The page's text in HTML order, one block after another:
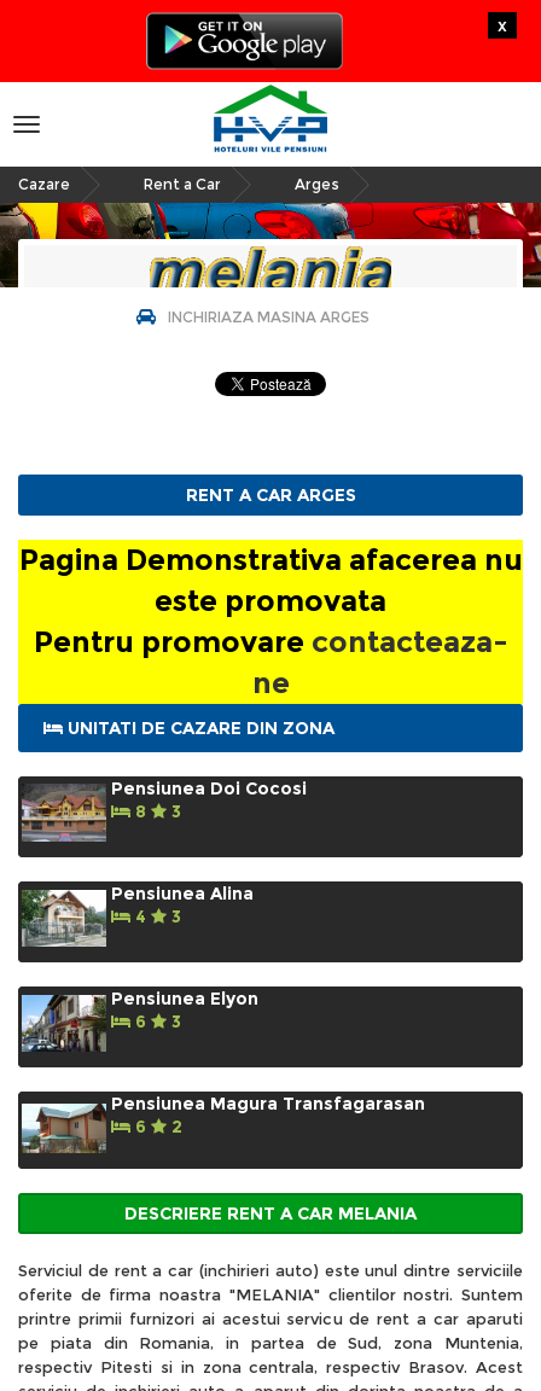
x
Toggle
navigation
Cazare Rent a Car Arges
Rent a Car Arges
promovata
Pentru promovare
INCHIRIAZA MASINA ARGES
RENT A CAR ARGES
Pagina Demonstrativa afacerea nu
este promovata
Pentru promovare contacteaza-
ne
UNITATI DE CAZARE DIN ZONA
Pensiunea Doi Cocosi
8
3
Pensiunea Alina
4
3
Pensiunea Elyon
6
3
Pensiunea Magura Transfagarasan
6
2
DESCRIERE RENT A CAR MELANIA
Serviciul de rent a car (inchirieri auto) este unul dintre serviciile
oferite de firma noastra "MELANIA" clientilor nostri. Suntem
printre primii furnizori ai acestui servicu de rent a car aparuti
pe piata din Romania, in partea de Sud, zona Muntenia,
respectiv Pitesti si in zona centrala, respectiv Brasov. Acest